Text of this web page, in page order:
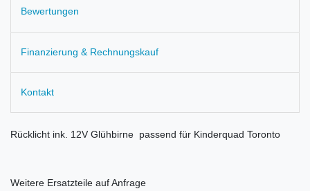
Bewertungen
Finanzierung & Rechnungskauf
Kontakt
Rücklicht ink. 12V Glühbirne passend für Kinderquad Toronto
Weitere Ersatzteile auf Anfrage